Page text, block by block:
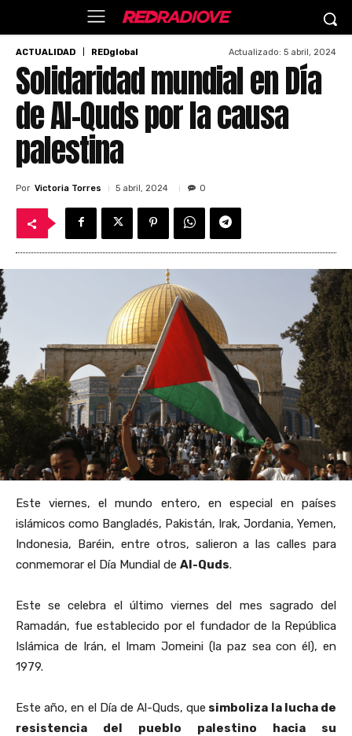
ACTUALIDAD REDglobal Actualizado: 5 abril, 2024
Solidaridad mundial en Día
de Al-Quds por la causa
palestina
Por Victoria Torres 5 abril, 2024 0
Este viernes, el mundo entero, en especial en países
islámicos como Bangladés, Pakistán, Irak, Jordania, Yemen,
Indonesia, Baréin, entre otros, salieron a las calles para
conmemorar el Día Mundial de Al-Quds.
Este se celebra el último viernes del mes sagrado del
Ramadán, fue establecido por el fundador de la República
Islámica de Irán, el Imam Jomeini (la paz sea con él), en
1979.
Este año, en el Día de Al-Quds, que simboliza la lucha de
resistencia del pueblo palestino hacia su